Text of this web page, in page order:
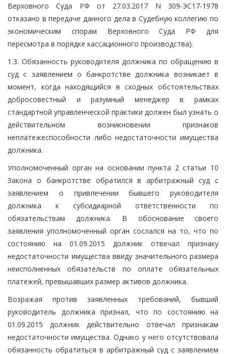
Верховного Суда РФ от 27.03.2017 N 309-ЭС17-1978
отказано в передаче данного дела в Судебную коллегию по
экономическим спорам Верховного Суда РФ для
пересмотра в порядке кассационного производства).
1.3. Обязанность руководителя должника по обращению в
суд с заявлением о банкротстве должника возникает в
момент, когда находящийся в сходных обстоятельствах
добросовестный и разумный менеджер в рамках
стандартной управленческой практики должен был узнать о
действительном возникновении признаков
неплатежеспособности либо недостаточности имущества
должника.
Уполномоченный орган на основании пункта 2 статьи 10
Закона о банкротстве обратился в арбитражный суд с
заявлением о привлечении бывшего руководителя
должника к субсидиарной ответственности по
обязательствам должника. В обоснование своего
заявления уполномоченный орган сослался на то, что по
состоянию на 01.09.2015 должник отвечал признаку
недостаточности имущества ввиду значительного размера
неисполненных обязательств по оплате обязательных
платежей, превышавших размер активов должника.
Возражая против заявленных требований, бывший
руководитель должника признал, что по состоянию на
01.09.2015 должник действительно отвечал признакам
недостаточности имущества. Однако у него отсутствовала
обязанность обратиться в арбитражный суд с заявлением